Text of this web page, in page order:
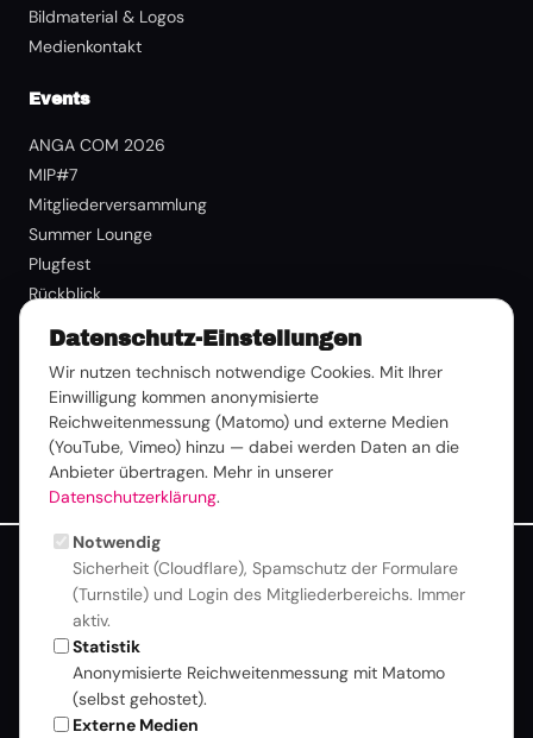
Bildmaterial & Logos
Medienkontakt
Events
ANGA COM 2026
MIP#7
Mitgliederversammlung
Summer Lounge
Plugfest
Rückblick
Mitgliedschaft
Benefits
Mitglied werden
Mitglieder-Login
Zur besseren Lesbarkeit verwenden wir auf dieser Website
eine einheitliche Sprachform. Alle Personenbezeichnungen
gelten selbstverständlich für alle Geschlechter
gleichermaßen. Mehr zu Inklusion & Haltung
© 2026 DTVP | Datenschutz |
Cookie-Einstellungen
Datenschutz-Einstellungen
Wir nutzen technisch notwendige Cookies. Mit Ihrer
Einwilligung kommen anonymisierte
Reichweitenmessung (Matomo) und externe Medien
(YouTube, Vimeo) hinzu — dabei werden Daten an die
Anbieter übertragen. Mehr in unserer
Datenschutzerklärung.
Notwendig
Sicherheit (Cloudflare), Spamschutz der Formulare
(Turnstile) und Login des Mitgliederbereichs. Immer
aktiv.
Statistik
Anonymisierte Reichweitenmessung mit Matomo
(selbst gehostet).
Externe Medien